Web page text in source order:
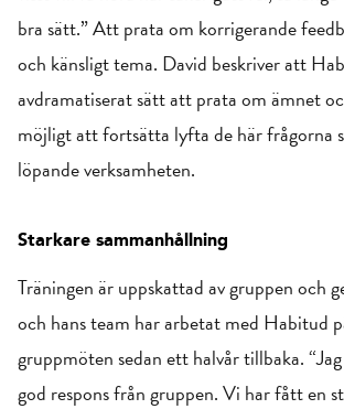
bra sätt.” Att prata om korrigerande
och känsligt tema. David beskriver att
avdramatiserat sätt att prata om ämnet
möjligt att fortsätta lyfta de här frågorna
löpande verksamheten.
Starkare sammanhållning
Träningen är uppskattad av gruppen och
och hans team har arbetat med Habitud
gruppmöten sedan ett halvår tillbaka.
god respons från gruppen. Vi har fått en